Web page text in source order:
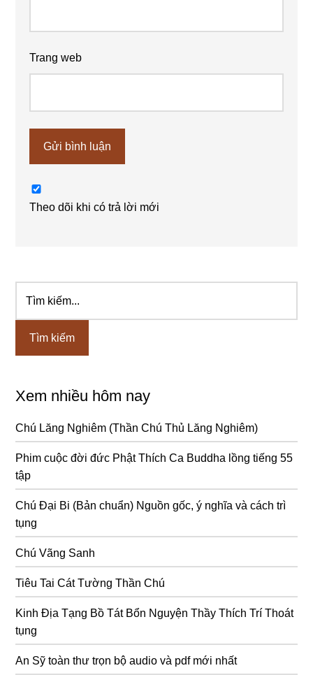
Trang web
Theo dõi khi có trả lời mới
Sidebar
chính
kiếm...
Xem nhiều hôm nay
Chú Lăng Nghiêm (Thần Chú Thủ Lăng Nghiêm)
Phim cuộc đời đức Phật Thích Ca Buddha lồng tiếng 55
tập
Chú Đại Bi (Bản chuẩn) Nguồn gốc, ý nghĩa và cách trì
tụng
Chú Vãng Sanh
Tiêu Tai Cát Tường Thần Chú
Kinh Địa Tạng Bồ Tát Bổn Nguyện Thầy Thích Trí Thoát
tụng
An Sỹ toàn thư trọn bộ audio và pdf mới nhất